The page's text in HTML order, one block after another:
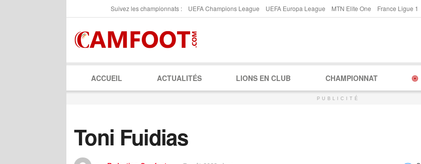
Suivez les championnats : UEFA Champions League UEFA Europa League MTN Elite One France Ligue 1
ACCUEIL ACTUALITÉS LIONS EN CLUB CHAMPIONNAT
PUBLICITÉ
Toni Fuidias